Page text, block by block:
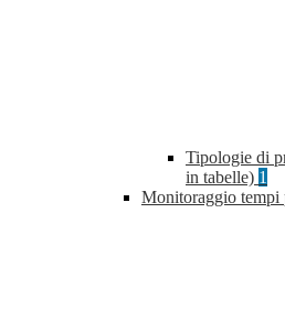
Tipologie di
in tabelle) 1
Monitoraggio tempi